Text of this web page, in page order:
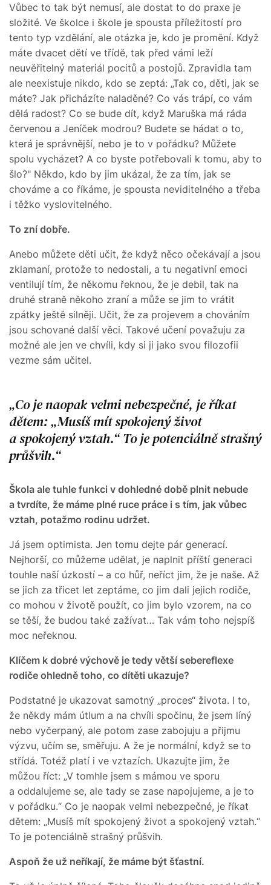
Vůbec to tak být nemusí, ale dostat to do praxe je
složité. Ve školce i škole je spousta příležitostí pro
tento typ vzdělání, ale otázka je, kdo je promění. Když
máte dvacet dětí ve třídě, tak před vámi leží
neuvěřitelný materiál pocitů a postojů. Zpravidla tam
ale neexistuje nikdo, kdo se zeptá: „Tak co, děti, jak se
máte? Jak přicházíte naladěné? Co vás trápí, co vám
dělá radost? Co se bude dít, když Maruška má ráda
červenou a Jeníček modrou? Budete se hádat o to,
která je správnější, nebo je to v pořádku? Můžete
spolu vycházet? A co byste potřebovali k tomu, aby to
šlo?" Někdo, kdo by jim ukázal, že za tím, jak se
chováme a co říkáme, je spousta neviditelného a třeba
i těžko vyslovitelného.
To zní dobře.
Anebo můžete děti učit, že když něco očekávají a jsou
zklamaní, protože to nedostali, a tu negativní emoci
ventilují tím, že někomu řeknou, že je debil, tak na
druhé straně někoho zraní a může se jim to vrátit
zpátky ještě silněji. Učit, že za projevem a chováním
jsou schované další věci. Takové učení považuju za
možné ale jen ve chvíli, kdy si ji jako svou filozofii
vezme sám učitel.
Co je naopak velmi nebezpečné, je říkat
dětem: „Musíš mít spokojený život
a spokojený vztah.“ To je potenciálně strašný
průšvih.
Škola ale tuhle funkci v dohledné době plnit nebude
a tvrdíte, že máme plné ruce práce i s tím, jak vůbec
vztah, potažmo rodinu udržet.
Já jsem optimista. Jen tomu dejte pár generací.
Nejhorší, co můžeme udělat, je naplnit příští generaci
touhle naší úzkostí – a co hůř, neříct jim, že je naše. Až
se jich za třicet let zeptáme, co jim dali jejich rodiče,
co mohou v životě použít, co jim bylo vzorem, na co
se těší, že budou také zažívat… Tak vám toho nejspíš
moc neřeknou.
Klíčem k dobré výchově je tedy větší sebereflexe
rodiče ohledně toho, co dítěti ukazuje?
Podstatné je ukazovat samotný „proces“ života. I to,
že někdy mám útlum a na chvíli spočinu, že jsem líný
nebo vyčerpaný, ale potom zase zabojuju a přijmu
výzvu, učím se, směřuju. A že je normální, když se to
střídá. Totéž platí i ve vztazích. Ukazujte jim, že
můžou říct: „V tomhle jsem s mámou ve sporu
a oddalujeme se, ale tady se zase napojujeme, a je to
v pořádku.“ Co je naopak velmi nebezpečné, je říkat
dětem: „Musíš mít spokojený život a spokojený vztah.“
To je potenciálně strašný průšvih.
Aspoň že už neříkají, že máme být šťastní.